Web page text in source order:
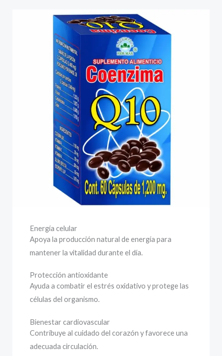
Energía celular
Apoya la producción natural de energía para
mantener la vitalidad durante el día.
Protección antioxidante
Ayuda a combatir el estrés oxidativo y protege las
células del organismo.
Bienestar cardiovascular
Contribuye al cuidado del corazón y favorece una
adecuada circulación.